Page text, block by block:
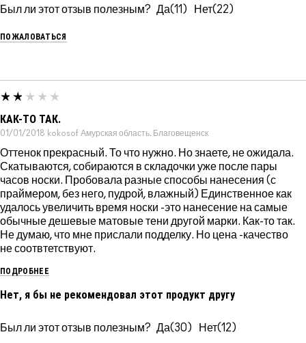
Был ли этот отзыв полезным? 11 22
ПОЖАЛОВАТЬСЯ
КАК-ТО ТАК.
01/01/2018 kokosof Амурская область. Благовещенск
Оттенок прекрасный. То что нужно. Но знаете, не ожидала.
Скатываются, собираются в складочки уже после пары
часов носки. Пробовала разные способы нанесения (с
праймером, без него, пудрой, влажный) Единственное как
удалось увеличить время носки -это нанесение на самые
обычные дешевые матовые тени другой марки. Как-то так.
Не думаю, что мне прислали подделку. Но цена -качество
не соотвтетствуют.
ПОДРОБНЕЕ
Нет, я бы не рекомендовал этот продукт другу
Был ли этот отзыв полезным? 30 12